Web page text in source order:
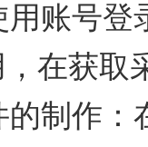
账号
，在获
制作：